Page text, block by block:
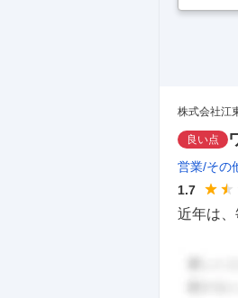
時間
気変
株式会社江
良い点
営業 その
1.7
近年は